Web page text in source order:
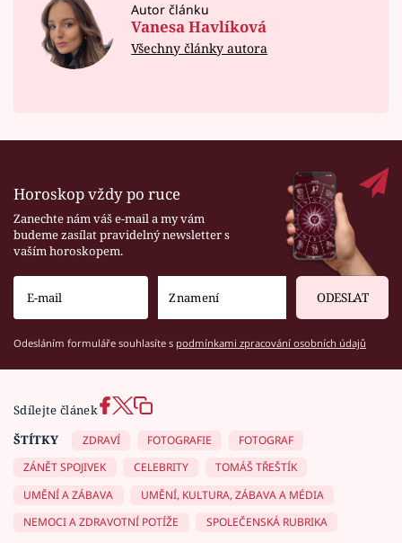
Autor článku
Vanesa Havlíková
Všechny články autora
Horoskop vždy po ruce
Zanechte nám váš e-mail a my vám
budeme zasílat pravidelný newsletter s
vaším horoskopem.
ODESLAT
Odesláním formuláře souhlasíte s podmínkami zpracování osobních údajů
Sdílejte článek
ŠTÍTKY
ZDRAVÍ FOTOGRAFIE
FOTOGRAF
ZÁNĚT SPOJIVEK
CELEBRITY
TOMÁŠ TŘEŠTÍK
UMĚNÍ A ZÁBAVA
UMĚNÍ, KULTURA, ZÁBAVA A MÉDIA
NEMOCI A ZDRAVOTNÍ POTÍŽE
SPOLEČENSKÁ RUBRIKA